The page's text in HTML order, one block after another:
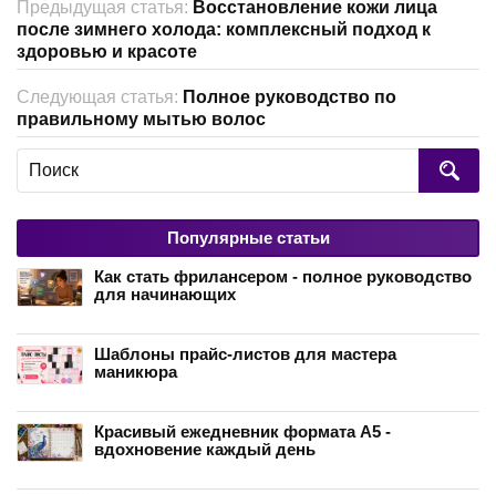
Предыдущая статья: Восстановление кожи лица
после зимнего холода: комплексный подход к
здоровью и красоте
Следующая статья: Полное руководство по
правильному мытью волос
Популярные статьи
Как стать фрилансером - полное руководство
для начинающих
Шаблоны прайс-листов для мастера
маникюра
Красивый ежедневник формата А5 -
вдохновение каждый день